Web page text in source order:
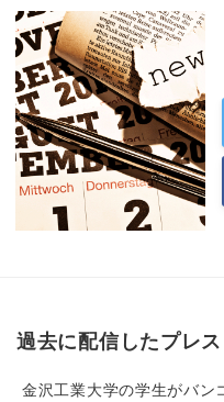
過去に配信したプレ
金沢工業大学の学生がバン